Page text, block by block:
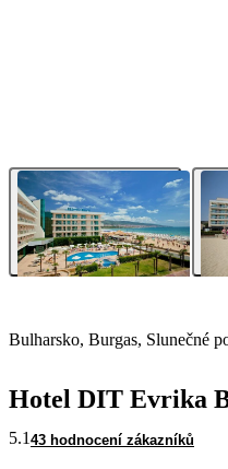
Bulharsko, Burgas, Slunečné
Hotel DIT Evrika
5.1 43 hodnocení zákazníků